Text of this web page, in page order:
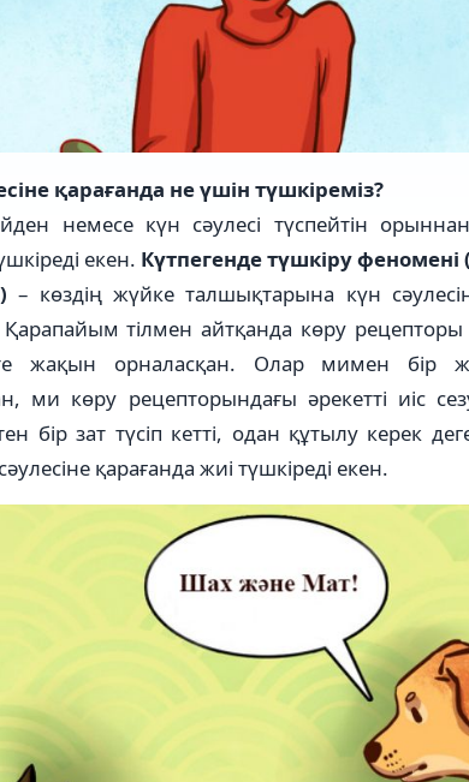
қарағанда не үшін түшкіреміз?
немесе күн сәулесі түспейтін
екен. Күтпегенде түшкіру феномені
– көздің жүйке талшықтарына күн
тілмен айтқанда көру рецепторы
жақын орналасқан. Олар мимен бір
ми көру рецепторындағы әрекетті иіс
бір зат түсіп кетті, одан құтылу керек
қарағанда жиі түшкіреді екен.